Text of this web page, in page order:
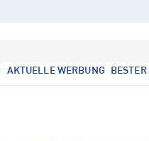
AKTUELLE WERBUNG